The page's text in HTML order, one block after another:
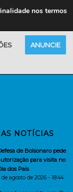
ANUNCIE
NOTÍCIAS
de Bolsonaro pede
para visita no
dos Pais
de agosto de 2026 - 18:44
nos termos